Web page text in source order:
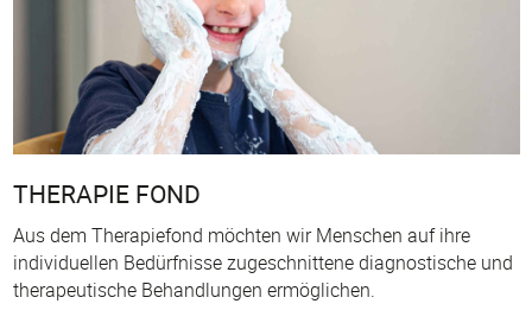
THERAPIE FOND
Aus dem Therapiefond möchten wir Menschen auf ihre
individuellen Bedürfnisse zugeschnittene diagnostische und
therapeutische Behandlungen ermöglichen.